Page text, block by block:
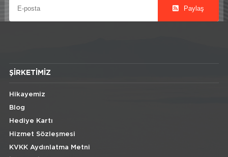
Paylaş
ŞIRKETIMIZ
Hikayemiz
Blog
Hediye Kartı
Hizmet Sözleşmesi
KVKK Aydınlatma Metni